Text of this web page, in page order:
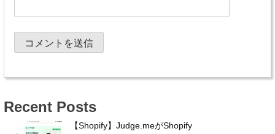
Recent Posts
【Shopify】Judge.meがShopify